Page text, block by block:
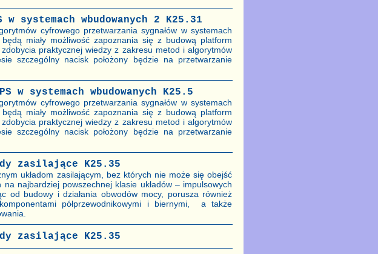
systemach wbudowanych 2 K25.31
cyfrowego przetwarzania sygnałów w systemach
miały możliwość zapoznania się z budową platform
praktycznej wiedzy z zakresu metod i algorytmów
szczególny nacisk położony będzie na przetwarzanie
w systemach wbudowanych K25.5
cyfrowego przetwarzania sygnałów w systemach
miały możliwość zapoznania się z budową platform
praktycznej wiedzy z zakresu metod i algorytmów
szczególny nacisk położony będzie na przetwarzanie
zasilające K25.35
układom zasilającym, bez których nie może się obejść
najbardziej powszechnej klasie układów – impulsowych
od budowy i działania obwodów mocy, porusza również
półprzewodnikowymi i biernymi, a także
zasilające K25.35